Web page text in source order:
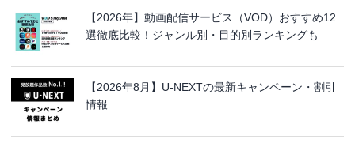
【2026年】動画配信サービス（VOD）おすすめ12
選徹底比較！ジャンル別・目的別ランキングも
【2026年8月】U-NEXTの最新キャンペーン・割引
情報